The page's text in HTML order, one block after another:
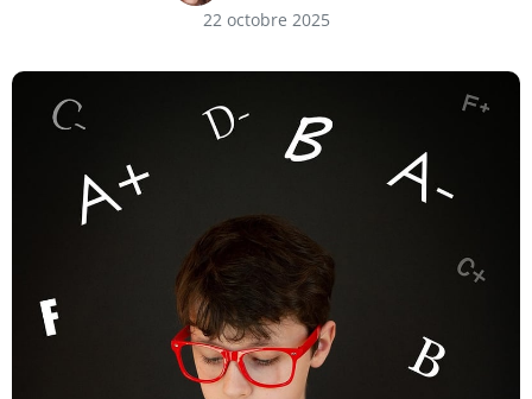
22 octobre 2025